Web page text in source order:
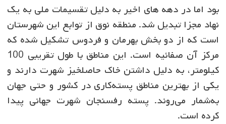
بود اما در دهه های اخیر به دلیل تقسیمات ملی به یک
نهاد مجزا تبدیل شد. منطقه نوق از توابع این شهرستان
است که از دو بخش بهرمان و فردوس تشکیل شده که
مرکز آن صفائیه است. این مناطق با طول تقریبی 100
کیلومتر، به دلیل داشتن خاک حاصلخیز شهرت دارند و
یکی از بهترین مناطق پسته‌کاری در کشور و حتی جهان
به‌شمار می‌روند. پسته رفسنجان شهرت جهانی پیدا
کرده است.